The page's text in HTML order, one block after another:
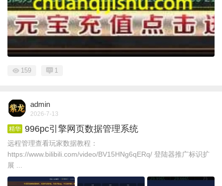
159 1
admin
2026-7-13
精华 996pc引擎网页数据管理系统
远程管理查看玩家数据教程：
https://www.bilibili.com/video/BV15HNg6qERq/ 登陆器推广标识扩
展 ...